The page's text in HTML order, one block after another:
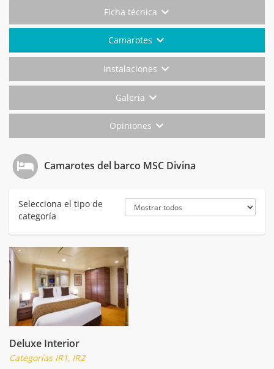
Ficha técnica
Camarotes
Instalaciones
Galería
Opiniones
Camarotes del barco MSC Divina
Selecciona el tipo de
categoría
Deluxe Interior
Categorías IR1, IR2